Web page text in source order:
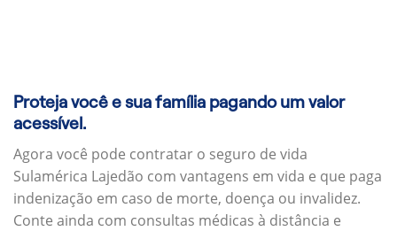
Proteja você e sua família pagando um valor
acessível.
Agora você pode contratar o seguro de vida
Sulamérica Lajedão com vantagens em vida e que paga
indenização em caso de morte, doença ou invalidez.
Conte ainda com consultas médicas à distância e